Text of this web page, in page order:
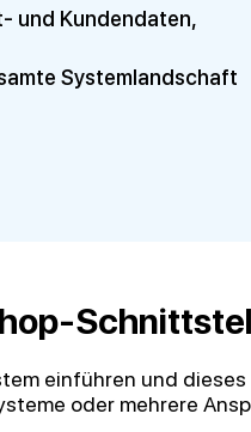
und Kundendaten,
Systemlandschaft
einführen und
oder mehrere